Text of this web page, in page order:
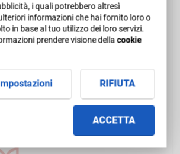
prevedono una durata predeterminata
del corso, è consegnato un attestato
dell'avvenuta informazione.
i quali potrebbero altresì
informazioni che hai fornito loro o
in base al tuo utilizzo dei loro servizi.
prendere visione dellacookie
RIFIUTA
ACCETTA